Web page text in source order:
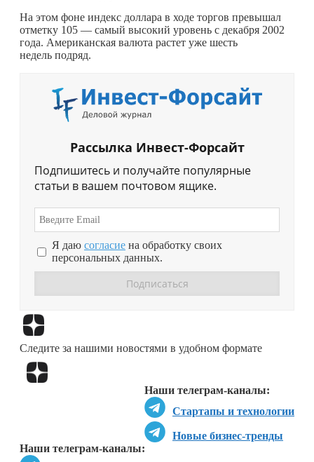
На этом фоне индекс доллара в ходе торгов превышал
отметку 105 — самый высокий уровень с декабря 2002
года. Американская валюта растет уже шесть
недель подряд.
Рассылка Инвест-Форсайт
Подпишитесь и получайте популярные
статьи в вашем почтовом ящике.
Я даю согласие на обработку своих
персональных данных.
Следите за нашими новостями в удобном формате
Наши телеграм-каналы:
Стартапы и технологии
Новые бизнес-тренды
Наши телеграм-каналы: